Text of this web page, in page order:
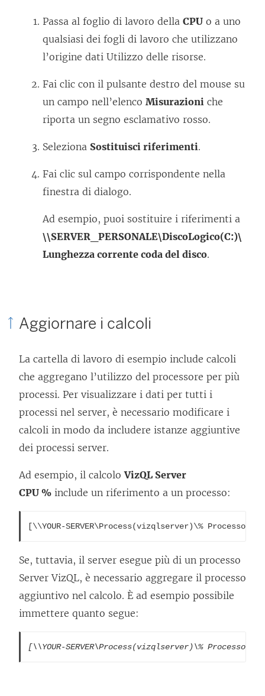
Passa al foglio di lavoro della CPU o a uno
qualsiasi dei fogli di lavoro che utilizzano
l’origine dati Utilizzo delle risorse.
Fai clic con il pulsante destro del mouse su
un campo nell’elenco Misurazioni che
riporta un segno esclamativo rosso.
Seleziona Sostituisci riferimenti.
Fai clic sul campo corrispondente nella
finestra di dialogo.
Ad esempio, puoi sostituire i riferimenti a
\\SERVER_PERSONALE\DiscoLogico(C:)\
Lunghezza corrente coda del disco.
Aggiornare i calcoli
La cartella di lavoro di esempio include calcoli
che aggregano l’utilizzo del processore per più
processi. Per visualizzare i dati per tutti i
processi nel server, è necessario modificare i
calcoli in modo da includere istanze aggiuntive
dei processi server.
Ad esempio, il calcoloVizQL Server
CPU % include un riferimento a un processo:
[\\YOUR-SERVER\Process(vizqlserver)\% Processor
Se, tuttavia, il server esegue più di un processo
Server VizQL, è necessario aggregare il processo
aggiuntivo nel calcolo. È ad esempio possibile
immettere quanto segue:
[\\YOUR-SERVER\Process(vizqlserver)\% Processor